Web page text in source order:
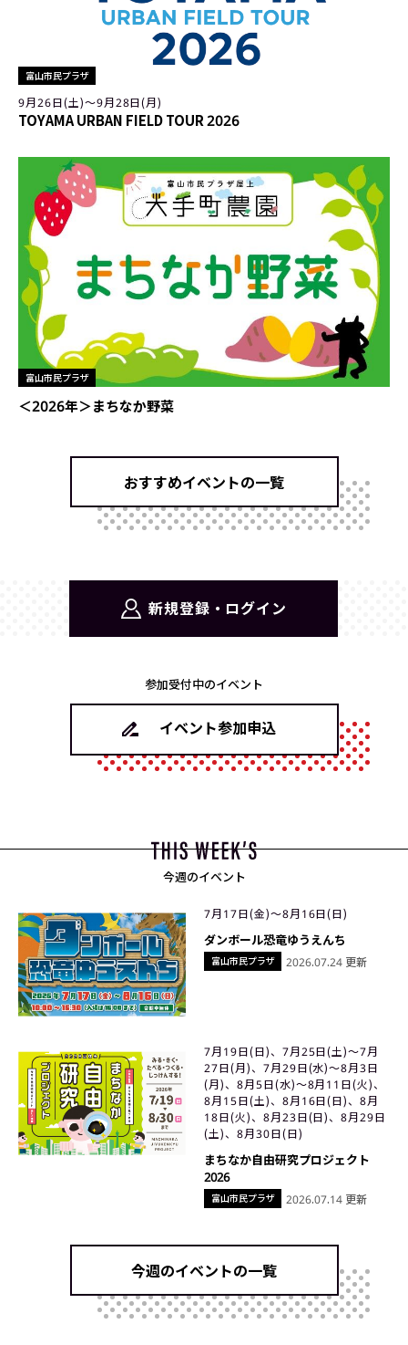
富山市民プラザ
9月26日(土)〜9月28日(月)
TOYAMA URBAN FIELD TOUR 2026
富山市民プラザ
＜2026年＞まちなか野菜
おすすめイベントの一覧
新規登録・ログイン
参加受付中のイベント
イベント参加申込
今週のイベント
富山市民プラザ
7月17日(金)〜8月16日(日)
ダンボール恐竜ゆうえんち
2026.07.24 更新
富山市民プラザ
7月19日(日)、7月25日(土)〜7月
27日(月)、7月29日(水)〜8月3日
(月)、8月5日(水)〜8月11日(火)、
8月15日(土)、8月16日(日)、8月
18日(火)、8月23日(日)、8月29日
(土)、8月30日(日)
まちなか自由研究プロジェクト
2026
2026.07.14 更新
今週のイベントの一覧